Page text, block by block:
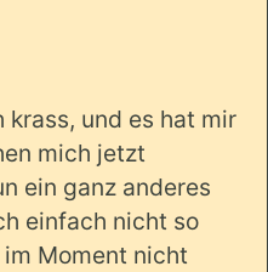
krass, und es hat mir
mich jetzt
ein ganz anderes
einfach nicht so
Moment nicht